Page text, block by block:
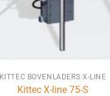
KITTEC BOVENLADERS X-LINE
Kittec X-line 75-S